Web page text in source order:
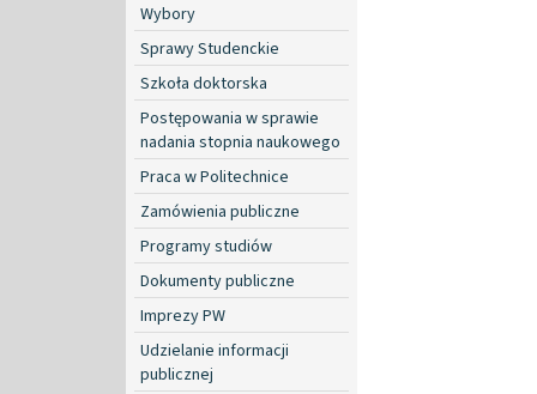
Wybory
Sprawy Studenckie
Szkoła doktorska
Postępowania w sprawie
nadania stopnia naukowego
Praca w Politechnice
Zamówienia publiczne
Programy studiów
Dokumenty publiczne
Imprezy PW
Udzielanie informacji
publicznej